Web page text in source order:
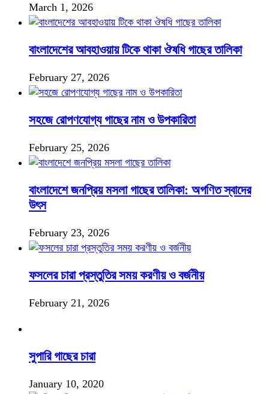
March 1, 2026
বাংলাদেশের আবহাওয়ায় টিকে থাকা ঔষধি গাছের তালিকা
February 27, 2026
সহজে রোপণযোগ্য গাছের নাম ও উপকারিতা
February 25, 2026
বাংলাদেশে জনপ্রিয় মসলা গাছের তালিকা: অগণিত স্বাদের
উৎস
February 23, 2026
ফসলের চারা প্রস্তুতির সময় করণীয় ও বর্জনীয়
February 21, 2026
সুপারি গাছের চারা
January 10, 2020